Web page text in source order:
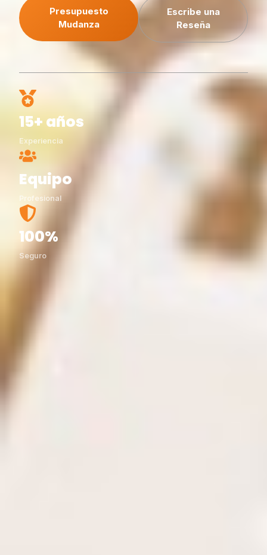
Presupuesto
Mudanza
Escribe una
Reseña
15+ años
Experiencia
Equipo
Profesional
100%
Seguro